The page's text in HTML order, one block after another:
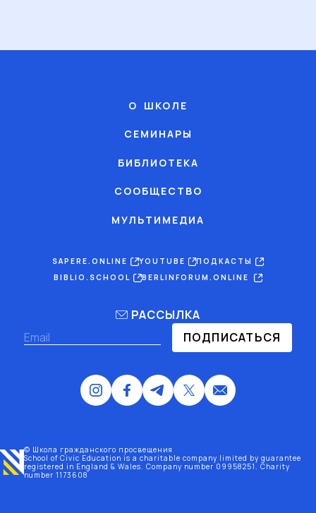
О ШКОЛЕ
СЕМИНАРЫ
БИБЛИОТЕКА
СООБЩЕСТВО
МУЛЬТИМЕДИА
SAPERE.ONLINE YOUTUBE
ПОДКАСТЫ
BIBLIO.SCHOOL
BERLINFORUM.ONLINE
РАССЫЛКА
ПОДПИСАТЬСЯ
© Школа гражданского просвещения
School of Civic Education is a charitable company limited by guarantee
registered in England & Wales. Company number 09958251. Charity
number 1173608